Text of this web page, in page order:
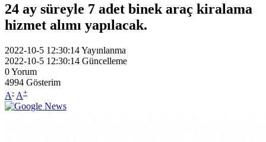
24 ay süreyle 7 adet binek araç kiralama
hizmet alımı yapılacak.
2022-10-5 12:30:14Yayınlanma
2022-10-5 12:30:14 Güncelleme
0Yorum
4994 Gösterim
A- A+